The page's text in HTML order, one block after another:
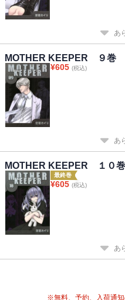
あ
MOTHER KEEPER ９巻
¥605 (税込)
あ
MOTHER KEEPER １０巻
最終巻
¥605 (税込)
あ
※無料、予約、入荷通知